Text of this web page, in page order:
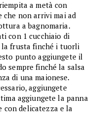
a metà con
non arrivi mai ad
a bagnomaria.
con 1 cucchiaio di
la frusta finché i tuorli
punto aggiungete il
sempre finché la salsa
di una maionese.
aggiungete
aggiungete la panna
con delicatezza e la